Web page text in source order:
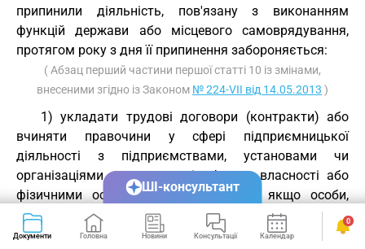
припинили діяльність, пов'язану з виконанням
функцій держави або місцевого самоврядування,
протягом року з дня її припинення забороняється:
( Абзац перший частини першої статті 10 із змінами,
внесеними згідно із Законом № 224-VII від 14.05.2013 )
1) укладати трудові договори (контракти) або
вчиняти правочини у сфері підприємницької
діяльності з підприємствами, установами чи
організаціями незалежно від форми власності або
фізичними особами - підприємцями, якщо особи,
зазначені в абзаці першому цієї частини, протягом
року до дня припинення виконання функцій держави
Документи Головна Новини Консультації Календар Сервіси
0
ШІ-консультант